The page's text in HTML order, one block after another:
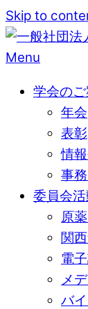
Skip to
Menu
学会の
年会
表彰
情
事
委員会
原
関
電
メ
バ